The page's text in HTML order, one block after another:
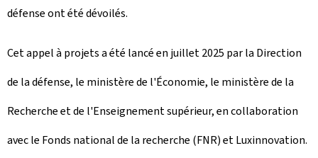
e
défense ont été dévoilés.
Cet appel à projets a été lancé en juillet 2025 par la Direction
de la défense, le ministère de l'Économie, le ministère de la
Recherche et de l'Enseignement supérieur, en collaboration
avec le Fonds national de la recherche (FNR) et Luxinnovation.